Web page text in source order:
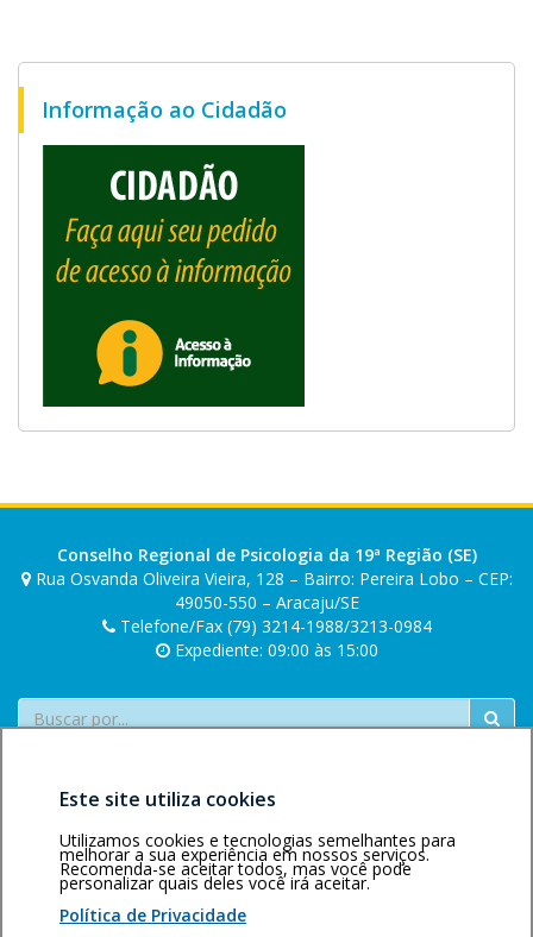
Informação ao Cidadão
Conselho Regional de Psicologia da 19ª Região (SE)
Rua Osvanda Oliveira Vieira, 128 – Bairro: Pereira Lobo – CEP:
49050-550 – Aracaju/SE
Telefone/Fax (79) 3214-1988/3213-0984
Expediente: 09:00 às 15:00
Buscar
Área restritaPolítica de
privacidadePersonalização
de cookies
Voltar ao topo
Este site utiliza cookies
Utilizamos cookies e tecnologias semelhantes para
melhorar a sua experiência em nossos serviços.
Recomenda-se aceitar todos, mas você pode
personalizar quais deles você irá aceitar.
Política de Privacidade